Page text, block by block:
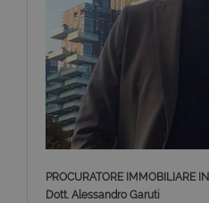
PROCURATORE IMMOBILIARE
Dott. Alessandro Garuti